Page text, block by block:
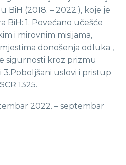
BiH (2018. – 2022.), koje je
BiH: 1. Povećano učešće
i mirovnim misijama,
donošenja odluka ,
sigurnosti kroz prizmu
3.Poboljšani uslovi i pristup
1325.
2022. – septembar